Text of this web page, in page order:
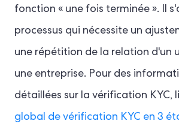
fonction « une fois terminée ». Il
processus qui nécessite un
une répétition de la relation d'un
une entreprise. Pour des
détaillées sur la vérification KYC,
global de vérification KYC en 3